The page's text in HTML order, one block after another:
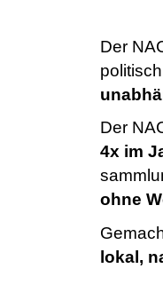
Der
Der
4x im
ohne
lokal,